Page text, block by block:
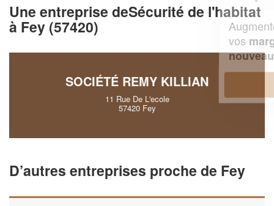
Une entreprise deSécurité de l'habitat
à Fey (57420)
SOCIÉTÉ REMY KILLIAN
11 Rue De L'ecole
57420 Fey
D’autres entreprises proche de Fey
Augmentez votre chiffre d'affaireset
vos
tout en gagnant de
nouveaux clients!
En savoir plus